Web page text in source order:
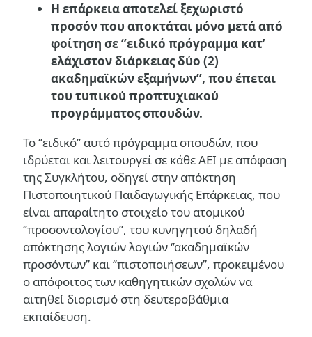
Η επάρκεια αποτελεί ξεχωριστό
προσόν που αποκτάται μόνο μετά από
φοίτηση σε ‘’ειδικό πρόγραμμα κατ’
ελάχιστον διάρκειας δύο (2)
ακαδημαϊκών εξαμήνων’’, που έπεται
του τυπικού προπτυχιακού
προγράμματος σπουδών.
Το ‘’ειδικό’’ αυτό πρόγραμμα σπουδών, που
ιδρύεται και λειτουργεί σε κάθε ΑΕΙ με απόφαση
της Συγκλήτου, οδηγεί στην απόκτηση
Πιστοποιητικού Παιδαγωγικής Επάρκειας, που
είναι απαραίτητο στοιχείο του ατομικού
‘’προσοντολογίου’’, του κυνηγητού δηλαδή
απόκτησης λογιών λογιών ‘’ακαδημαϊκών
προσόντων’’ και ‘’πιστοποιήσεων’’, προκειμένου
ο απόφοιτος των καθηγητικών σχολών να
αιτηθεί διορισμό στη δευτεροβάθμια
εκπαίδευση.